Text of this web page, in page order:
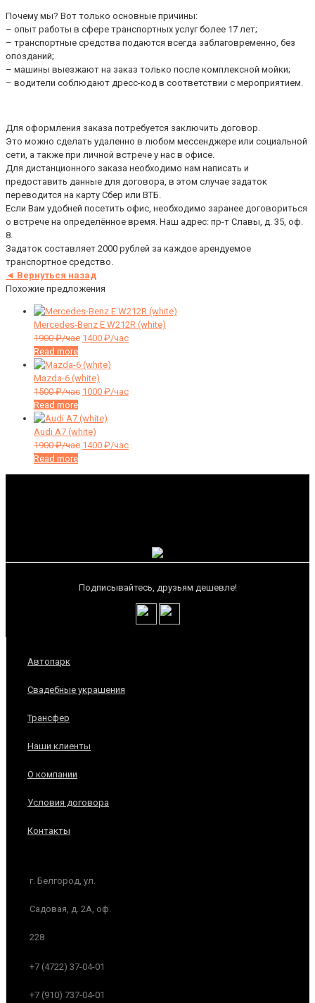
Почему мы? Вот только основные причины:
– опыт работы в сфере транспортных услуг более 17 лет;
– транспортные средства подаются всегда заблаговременно, без
опозданий;
– машины выезжают на заказ только после комплексной мойки;
– водители соблюдают дресс-код в соответствии с мероприятием.
Для оформления заказа потребуется заключить договор.
Это можно сделать удаленно в любом мессенджере или социальной
сети, а также при личной встрече у нас в офисе.
Для дистанционного заказа необходимо нам написать и
предоставить данные для договора, в этом случае задаток
переводится на карту Сбер или ВТБ.
Если Вам удобней посетить офис, необходимо заранее договориться
о встрече на определённое время. Наш адрес: пр-т Славы, д. 35, оф.
8.
Задаток составляет 2000 рублей за каждое арендуемое
транспортное средство.
◄ Вернуться назад
Похожие предложения
Mercedes-Benz E W212R (white)
1900₽/час 1400 ₽/час
Read more
Mazda-6 (white)
1500₽/час 1000 ₽/час
Read more
Audi A7 (white)
1900₽/час 1400 ₽/час
Read more
Подписывайтесь, друзьям дешевле!
Автопарк
Свадебные украшения
Трансфер
Наши клиенты
О компании
Условия договора
Контакты
г. Белгород, ул.
Садовая, д. 2А, оф.
228
+7 (4722) 37-04-01
+7 (910) 737-04-01